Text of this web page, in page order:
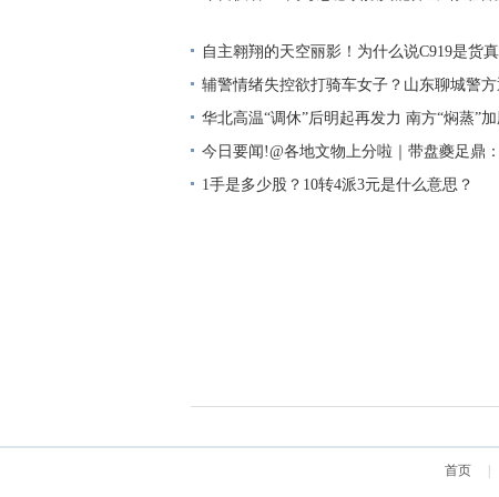
自主翱翔的天空丽影！为什么说C919是货
机？
辅警情绪失控欲打骑车女子？山东聊城警方
华北高温“调休”后明起再发力 南方“焖蒸”
今日要闻!@各地文物上分啦｜带盘夔足鼎
火锅了解一下
1手是多少股？10转4派3元是什么意思？
首页